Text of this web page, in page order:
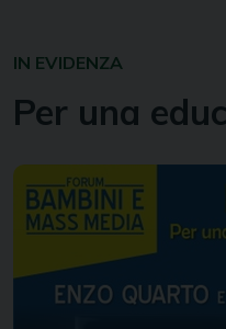
IN EVIDENZA
Per una